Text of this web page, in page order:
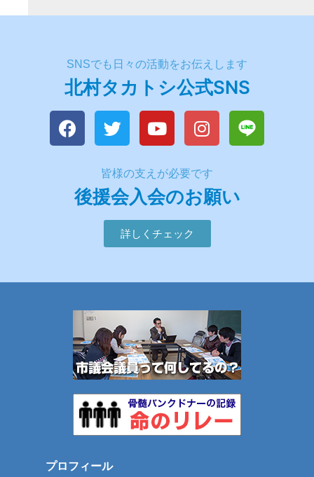
北村タカトシ公式SNS
SNSでも日々の活動をお伝えします
後援会入会のお願い
皆様の支えが必要です
詳しくチェック
プロフィール